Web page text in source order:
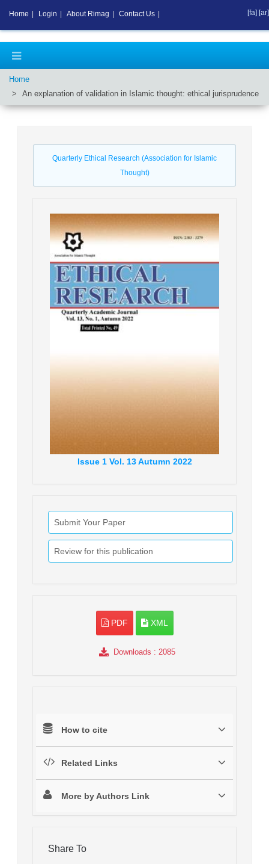
Home
An explanation of validation in Islamic thought: ethical jurisprudence
Quarterly Ethical Research (Association for Islamic
Thought)
Issue1 Vol. 13Autumn 2022
Submit Your Paper
Review for this publication
PDF XML
Downloads : 2085
How to cite
Related Links
More by Authors Link
Share To
Home Login About Rimag Contact Us [fa] [ar]